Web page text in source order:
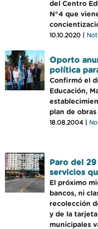
del Centro
N°4 que
10.10.2020 |
Oporto
política
Confirmó el
Educación,
plan de
18.08.2004 |
Paro del
servicios
El próximo
bancos, ni
recolección
y de la tarjeta
municipales